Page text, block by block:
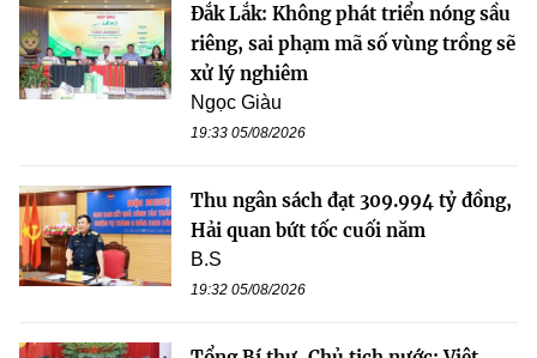
Đắk Lắk: Không phát triển nóng sầu
riêng, sai phạm mã số vùng trồng sẽ
xử lý nghiêm
Ngọc Giàu
19:33 05/08/2026
Thu ngân sách đạt 309.994 tỷ đồng,
Hải quan bứt tốc cuối năm
B.S
19:32 05/08/2026